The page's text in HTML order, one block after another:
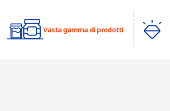
Vasta gamma di prodotti